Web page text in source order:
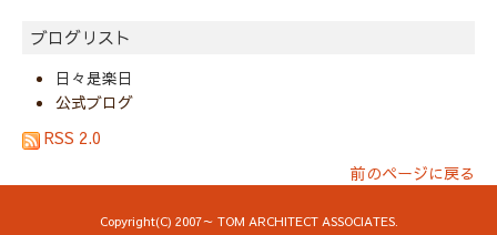
ブログリスト
日々是楽日
公式ブログ
RSS 2.0
前のページに戻る
Copyright(C) 2007～ TOM ARCHITECT ASSOCIATES.